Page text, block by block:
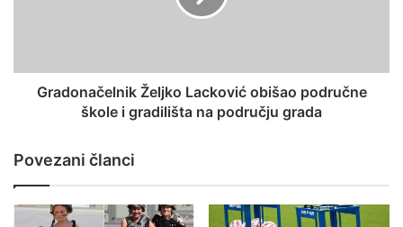
Gradonačelnik Željko Lacković obišao područne
škole i gradilišta na području grada
Povezani članci